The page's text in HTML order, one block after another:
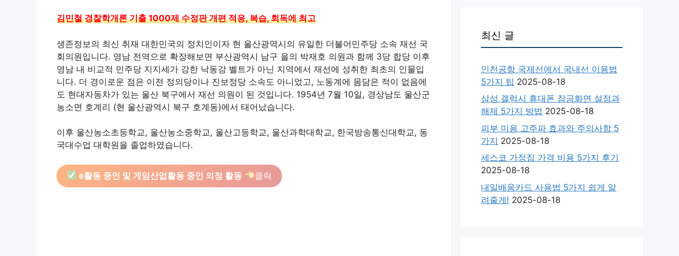
김민철 경찰학개론 기출 1000제 수정판 개편 적응, 복습, 회독에 최고
생존정보의 최신 취재 대한민국의 정치인이자 현 울산광역시의 유일한 더불어민주당 소속 재선 국
회의원입니다. 영남 전역으로 확장해보면 부산광역시 남구 을의 박재호 의원과 함께 3당 합당 이후
영남 내 비교적 민주당 지지세가 강한 낙동강 벨트가 아닌 지역에서 재선에 성취한 최초의 인물입
니다. 더 경이로운 점은 이전 정의당이나 진보정당 소속도 아니었고, 노동계에 몸담은 적이 없음에
도 현대자동차가 있는 울산 북구에서 재선 의원이 된 것입니다. 1954년 7월 10일, 경상남도 울산군
농소면 호계리 (현 울산광역시 북구 호계동)에서 태어났습니다.
이후 울산농소초등학교, 울산농소중학교, 울산고등학교, 울산과학대학교, 한국방송통신대학교, 동
국대수업 대학원을 졸업하였습니다.
e활동 중인 및 게임산업활동 중인 의정 활동 클릭
최신 글
인천공항 국제선에서 국내선 이용법
5가지 팁 2025-08-18
삼성 갤럭시 휴대폰 잠금화면 설정과
해제 5가지 방법 2025-08-18
피부 미용 고주파 효과와 주의사항 5
가지 2025-08-18
세스코 가정집 가격 비용 5가지 후기
2025-08-18
내일배움카드 사용법 5가지 쉽게 알
려줄게! 2025-08-18